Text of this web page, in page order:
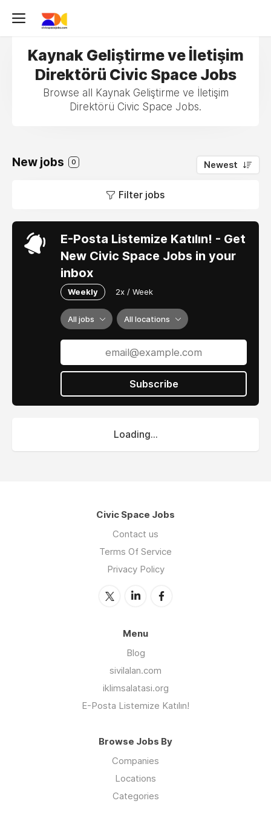
Kaynak Geliştirme ve İletişim
Direktörü Civic Space Jobs
Browse all Kaynak Geliştirme ve İletişim
Direktörü Civic Space Jobs.
New jobs 0 Newest
Filter jobs
E-Posta Listemize Katılın! - Get
New Civic Space Jobs in your
inbox
Weekly 2x / Week
All jobs All locations
Subscribe
Loading...
Civic Space Jobs
Contact us
Terms Of Service
Privacy Policy
Menu
Blog
sivilalan.com
iklimsalatasi.org
E-Posta Listemize Katılın!
Browse Jobs By
Companies
Locations
Categories